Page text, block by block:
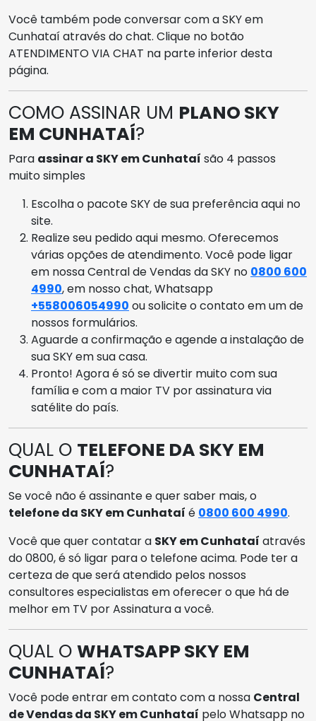
Você também pode conversar com a SKY em
Cunhataí através do chat. Clique no botão
ATENDIMENTO VIA CHAT na parte inferior desta
página.
COMO ASSINAR UM PLANO SKY
EM CUNHATAÍ?
Para assinar a SKY em Cunhataí são 4 passos
muito simples
Escolha o pacote SKY de sua preferência aqui no
site.
Realize seu pedido aqui mesmo. Oferecemos
várias opções de atendimento. Você pode ligar
em nossa Central de Vendas da SKY no 0800 600
4990, em nosso chat, Whatsapp
+558006054990 ou solicite o contato em um de
nossos formulários.
Aguarde a confirmação e agende a instalação de
sua SKY em sua casa.
Pronto! Agora é só se divertir muito com sua
família e com a maior TV por assinatura via
satélite do país.
QUAL O TELEFONE DA SKY EM
CUNHATAÍ?
Se você não é assinante e quer saber mais, o
telefone da SKY em Cunhataí é 0800 600 4990.
Você que quer contatar a SKY em Cunhataí através
do 0800, é só ligar para o telefone acima. Pode ter a
certeza de que será atendido pelos nossos
consultores especialistas em oferecer o que há de
melhor em TV por Assinatura a você.
QUAL O WHATSAPP SKY EM
CUNHATAÍ?
Você pode entrar em contato com a nossa Central
de Vendas da SKY em Cunhataí pelo Whatsapp no